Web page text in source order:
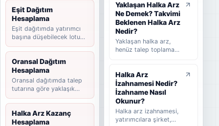
Eşit Dağıtım
Hesaplama
Eşit dağıtımda yatırımcı
başına düşebilecek lotu
tahmin edin.
Oransal Dağıtım
Hesaplama
Oransal dağıtımda talep
tutarına göre yaklaşık
payınızı hesaplayın.
Halka Arz Kazanç
Hesaplama
dağıtım yöntemini,
beklenen ve
tamamlanan halka arz
süreçlerini takip
etmeye yardımcı olan
rehber niteliğinde bir
listedir. Bu yazıda
nedir, nasıl okunur,
hangi bilgilere dikkat
edilmelidir ve
yatırımcılar güncel
halka arzları takip
ederken nelere
bakmalıdır sade
Yaklaşan Halka Arz
Ne Demek? Takvimi
Beklenen Halka Arz
Nedir?
Yaklaşan halka arz,
henüz talep toplama
tarafından takip
edilen şirketleri ifade
eder. Takvimi
beklenen halka arz ise
başvuru veya hazırlık
sürecinde olup talep
toplama tarihi henüz
Halka Arz
İzahnamesi Nedir?
İzahname Nasıl
Okunur?
Halka arz izahnamesi,
yatırımcılara şirket,